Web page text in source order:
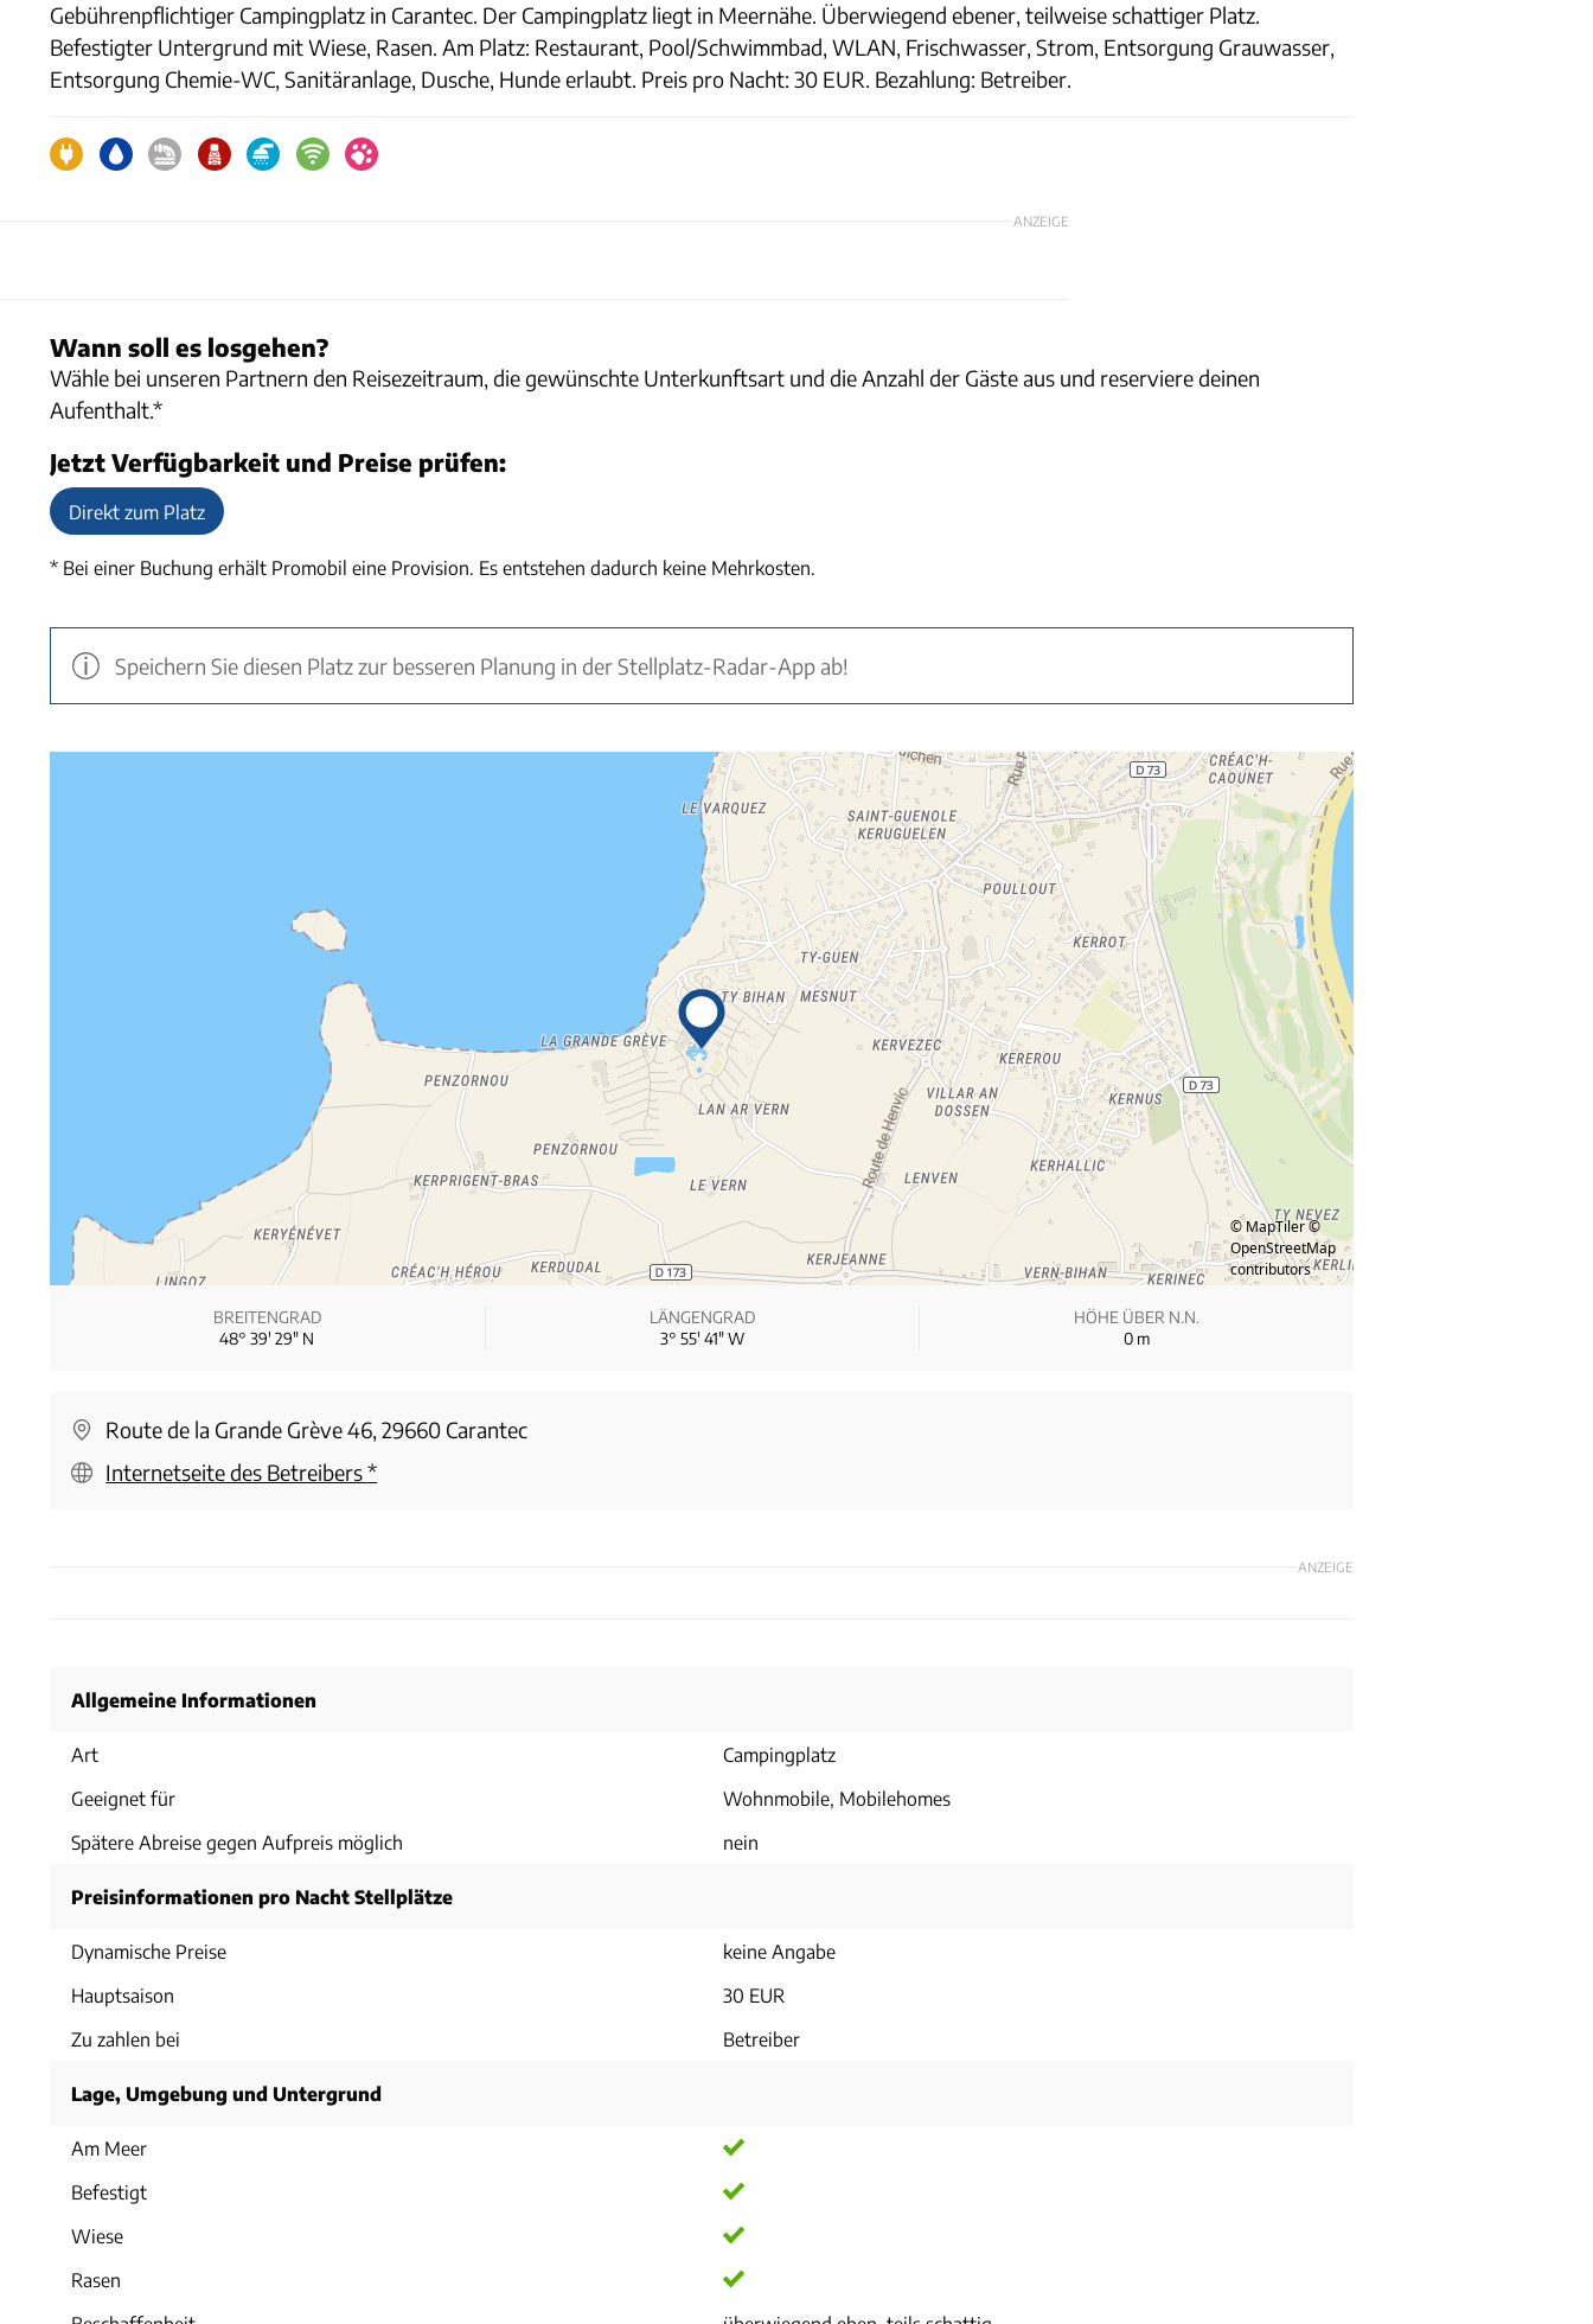
Gebührenpflichtiger Campingplatz in Carantec. Der Campingplatz liegt in Meernähe. Überwiegend ebener, teilweise schattiger Platz.
Befestigter Untergrund mit Wiese, Rasen. Am Platz: Restaurant, Pool/Schwimmbad, WLAN, Frischwasser, Strom, Entsorgung Grauwasser,
Entsorgung Chemie-WC, Sanitäranlage, Dusche, Hunde erlaubt. Preis pro Nacht: 30 EUR. Bezahlung: Betreiber.
ANZEIGE
Wann soll es losgehen?
Wähle bei unseren Partnern den Reisezeitraum, die gewünschte Unterkunftsart und die Anzahl der Gäste aus und reserviere deinen
Aufenthalt.*
Jetzt Verfügbarkeit und Preise prüfen:
Direkt zum Platz
* Bei einer Buchung erhält Promobil eine Provision. Es entstehen dadurch keine Mehrkosten.
Speichern Sie diesen Platz zur besseren Planung in der Stellplatz-Radar-App ab!
© MapTiler©
OpenStreetMap
contributors
BREITENGRAD
48° 39′ 29″ N
LÄNGENGRAD
3° 55′ 41″ W
HÖHE ÜBER N.N.
0 m
Route de la Grande Grève 46, 29660 Carantec
Internetseite des Betreibers*
ANZEIGE
Allgemeine Informationen
Art
Campingplatz
Geeignet für
Wohnmobile, Mobilehomes
Spätere Abreise gegen Aufpreis möglich
nein
Preisinformationen pro Nacht Stellplätze
Dynamische Preise
keine Angabe
Hauptsaison
30 EUR
Zu zahlen bei
Betreiber
Lage, Umgebung und Untergrund
Am Meer
Befestigt
Wiese
Rasen